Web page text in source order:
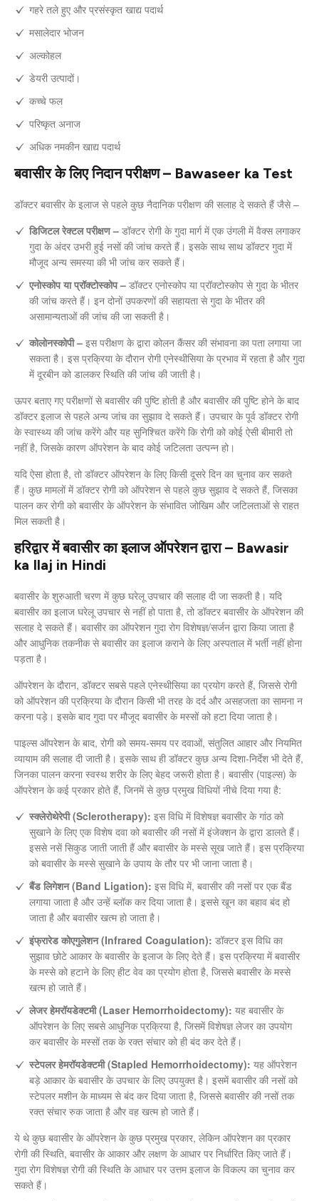
गहरे तले हुए और प्रसंस्कृत खाद्य पदार्थ
मसालेदार भोजन
अल्कोहल
डेयरी उत्पादों।
कच्चे फल
परिष्कृत अनाज
अधिक नमकीन खाद्य पदार्थ
बवासीर के लिए निदान परीक्षण – Bawaseer ka Test
डॉक्टर बवासीर के इलाज से पहले कुछ नैदानिक परीक्षण की सलाह दे सकते हैं जैसे –
डिजिटल रेक्टल परीक्षण – डॉक्टर रोगी के गुदा मार्ग में एक उंगली में वैक्स लगाकर
गुदा के अंदर उभरी हुई नसों की जांच करते हैं। इसके साथ साथ डॉक्टर गुदा में
मौजूद अन्य समस्या की भी जांच कर सकते हैं।
एनोस्कोप या प्रॉक्टोस्कोप – डॉक्टर एनोस्कोप या प्रॉक्टोस्कोप से गुदा के भीतर
की जांच करते हैं। इन दोनों उपकरणों की सहायता से गुदा के भीतर की
असामान्यताओं की जांच की जा सकती है।
कोलोनस्कोपी – इस परीक्षण के द्वारा कोलन कैंसर की संभावना का पता लगाया जा
सकता है। इस प्रक्रिया के दौरान रोगी एनेस्थीसिया के प्रभाव में रहता है और गुदा
में दूरबीन को डालकर स्थिति की जांच की जाती है।
ऊपर बताए गए परीक्षणों से बवासीर की पुष्टि होती है और बवासीर की पुष्टि होने के बाद
डॉक्टर इलाज से पहले अन्य जांच का सुझाव दे सकते हैं। उपचार के पूर्व डॉक्टर रोगी
के स्वास्थ्य की जांच करेंगे और यह सुनिश्चित करेंगे कि रोगी को कोई ऐसी बीमारी तो
नहीं है, जिसके कारण ऑपरेशन के बाद कोई जटिलता उत्पन्न हो।
यदि ऐसा होता है, तो डॉक्टर ऑपरेशन के लिए किसी दूसरे दिन का चुनाव कर सकते
हैं। कुछ मामलों में डॉक्टर रोगी को ऑपरेशन से पहले कुछ सुझाव दे सकते हैं, जिसका
पालन कर रोगी को बवासीर के ऑपरेशन के संभावित जोखिम और जटिलताओं से राहत
मिल सकती है।
हरिद्वार में बवासीर का इलाज ऑपरेशन द्वारा – Bawasir
ka Ilaj in Hindi
बवासीर के शुरुआती चरण में कुछ घरेलू उपचार की सलाह दी जा सकती है। यदि
बवासीर का इलाज घरेलू उपचार से नहीं हो पाता है, तो डॉक्टर बवासीर के ऑपरेशन की
सलाह दे सकते हैं। बवासीर का ऑपरेशन गुदा रोग विशेषज्ञ/सर्जन द्वारा किया जाता है
और आधुनिक तकनीक से बवासीर का इलाज कराने के लिए अस्पताल में भर्ती नहीं होना
पड़ता है।
ऑपरेशन के दौरान, डॉक्टर सबसे पहले एनेस्थीसिया का प्रयोग करते हैं, जिससे रोगी
को ऑपरेशन की प्रक्रिया के दौरान किसी भी तरह के दर्द और असहजता का सामना न
करना पड़े। इसके बाद गुदा पर मौजूद बवासीर के मस्सों को हटा दिया जाता है।
पाइल्स ऑपरेशन के बाद, रोगी को समय-समय पर दवाओं, संतुलित आहार और नियमित
व्यायाम की सलाह दी जाती है। इसके साथ ही डॉक्टर कुछ अन्य दिशा-निर्देश भी देते हैं,
जिनका पालन करना स्वस्थ शरीर के लिए बेहद जरूरी होता है। बवासीर (पाइल्स) के
ऑपरेशन के कई प्रकार होते हैं, जिनमें से कुछ प्रमुख विधियों नीचे दिया गया है:
स्क्लेरोथेरेपी (Sclerotherapy): इस विधि में विशेषज्ञ बवासीर के गांठ को
सुखाने के लिए एक विशेष दवा को बवासीर की नसों में इंजेक्शन के द्वारा डालते हैं।
इससे नसें सिकुड जाती जाती हैं और बवासीर के मस्से सूख जाते हैं। इस प्रक्रिया
को बवासीर के मस्से सुखाने के उपाय के तौर पर भी जाना जाता है।
बैंड लिगेशन (Band Ligation): इस विधि में, बवासीर की नसों पर एक बैंड
लगाया जाता है और उन्हें ब्लॉक कर दिया जाता है। इससे खून का बहाव बंद हो
जाता है और बवासीर खत्म हो जाता है।
इंफ्रारेड कोएगुलेशन (Infrared Coagulation): डॉक्टर इस विधि का
सुझाव छोटे आकार के बवासीर के इलाज के लिए देते हैं। इस प्रक्रिया में बवासीर
के मस्से को हटाने के लिए हीट वेव का प्रयोग होता है, जिससे बवासीर के मस्से
खत्म हो जाते हैं।
लेजर हेमरॉयडेक्टमी (Laser Hemorrhoidectomy): यह बवासीर के
ऑपरेशन के लिए सबसे आधुनिक प्रक्रिया है, जिसमें विशेषज्ञ लेजर का उपयोग
कर बवासीर के मस्सों तक के रक्त संचार को ही बंद कर देते हैं।
स्टेपलर हेमरॉयडेक्टमी (Stapled Hemorrhoidectomy): यह ऑपरेशन
बड़े आकार के बवासीर के उपचार के लिए उपयुक्त है। इसमें बवासीर की नसों को
स्टेपलर मशीन के माध्यम से बंद कर दिया जाता है, जिससे बवासीर की नसों तक
रक्त संचार रुक जाता है और वह खत्म हो जाते हैं।
ये थे कुछ बवासीर के ऑपरेशन के कुछ प्रमुख प्रकार, लेकिन ऑपरेशन का प्रकार
रोगी की स्थिति, बवासीर के आकार और लक्षण के आधार पर निर्धारित किए जाते हैं।
गुदा रोग विशेषज्ञ रोगी की स्थिति के आधार पर उत्तम इलाज के विकल्प का चुनाव कर
सकते हैं।